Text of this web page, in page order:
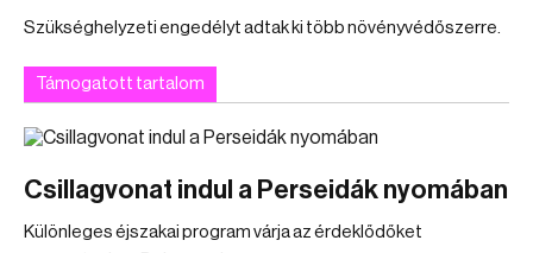
Szükséghelyzeti engedélyt adtak ki több növényvédőszerre.
Támogatott tartalom
Csillagvonat indul a Perseidák nyomában
Különleges éjszakai program várja az érdeklődőket